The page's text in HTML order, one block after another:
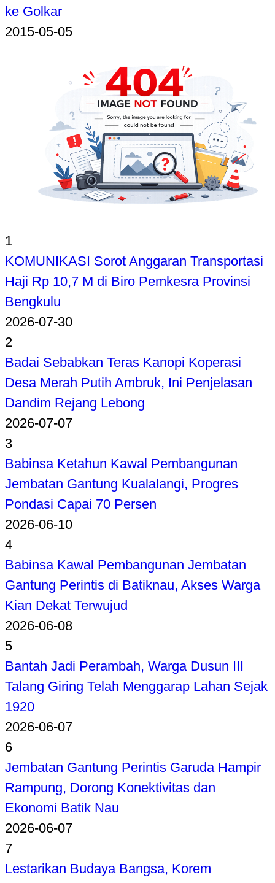
ke Golkar
2015-05-05
1
KOMUNIKASI Sorot Anggaran Transportasi
Haji Rp 10,7 M di Biro Pemkesra Provinsi
Bengkulu
2026-07-30
2
Badai Sebabkan Teras Kanopi Koperasi
Desa Merah Putih Ambruk, Ini Penjelasan
Dandim Rejang Lebong
2026-07-07
3
Babinsa Ketahun Kawal Pembangunan
Jembatan Gantung Kualalangi, Progres
Pondasi Capai 70 Persen
2026-06-10
4
Babinsa Kawal Pembangunan Jembatan
Gantung Perintis di Batiknau, Akses Warga
Kian Dekat Terwujud
2026-06-08
5
Bantah Jadi Perambah, Warga Dusun III
Talang Giring Telah Menggarap Lahan Sejak
1920
2026-06-07
6
Jembatan Gantung Perintis Garuda Hampir
Rampung, Dorong Konektivitas dan
Ekonomi Batik Nau
2026-06-07
7
Lestarikan Budaya Bangsa, Korem